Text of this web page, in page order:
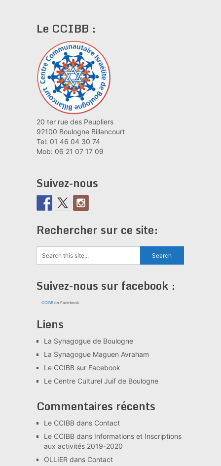
Le CCIBB :
20 ter rue des Peupliers
92100 Boulogne Billancourt
Tel: 01 46 04 30 74
Mob: 06 21 07 17 09
Suivez-nous
Rechercher sur ce site:
Suivez-nous sur facebook :
CCIBBon Facebook
Liens
La Synagogue de Boulogne
La Synagogue Maguen Avraham
Le CCIBB sur Facebook
Le Centre Culturel Juif de Boulogne
Commentaires récents
Le CCIBBdans Contact
Le CCIBBdans Informations et Inscriptions
aux activités 2019-2020
OLLIER dans Contact